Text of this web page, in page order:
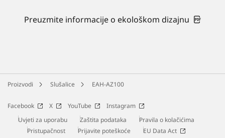
Preuzmite informacije o ekološkom dizajnu
Proizvodi Slušalice EAH-AZ100
Facebook X YouTube
Instagram
Uvjeti za uporabu
Zaštita podataka
Pravila o kolačićima
Pristupačnost
Prijavite poteškoće
EU Data Act